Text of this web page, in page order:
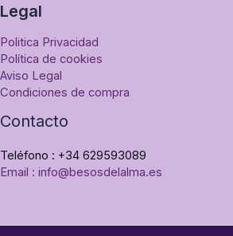
Legal
Politica Privacidad
Política de cookies
Aviso Legal
Condiciones de compra
Contacto
Teléfono : +34 629593089
Email : info@besosdelalma.es